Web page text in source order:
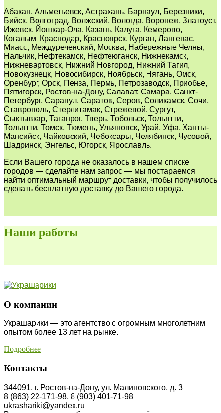
Абакан, Альметьевск, Астрахань, Барнаул, Березники,
Бийск, Волгоград, Волжский, Вологда, Воронеж, Златоуст,
Ижевск, Йошкар-Ола, Казань, Калуга, Кемерово,
Когалым, Краснодар, Красноярск, Курган, Лангепас,
Миасс, Междуреченский, Москва, Набережные Челны,
Нальчик, Нефтекамск, Нефтеюганск, Нижнекамск,
Нижневартовск, Нижний Новгород, Нижний Тагил,
Новокузнецк, Новосибирск, Ноябрьск, Нягань, Омск,
Оренбург, Орск, Пенза, Пермь, Петрозаводск, Приобье,
Пятигорск, Ростов-на-Дону, Салават, Самара, Санкт-
Петербург, Сарапул, Саратов, Серов, Соликамск, Сочи,
Ставрополь, Стерлитамак, Стрежевой, Сургут,
Сыктывкар, Таганрог, Тверь, Тобольск, Тольятти,
Тольятти, Томск, Тюмень, Ульяновск, Урай, Уфа, Ханты-
Мансийск, Чайковский, Чебоксары, Челябинск, Чусовой,
Шадринск, Энгельс, Югорск, Ярославль.
Если Вашего города не оказалось в нашем списке
городов — сделайте нам запрос — мы постараемся
найти оптимальный маршрут доставки, чтобы получилось
сделать бесплатную доставку до Вашего города.
Наши работы
О компании
Украшарики — это агентство с огромным многолетним
опытом более 13 лет на рынке.
Подробнее
Контакты
344091, г. Ростов-на-Дону, ул. Малиновского, д. 3
8 (863) 22-171-98, 8 (903) 401-71-98
ukrashariki@yandex.ru